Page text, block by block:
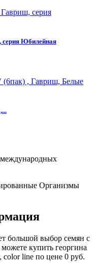
серия Юбилейная
международных
Организмы
большой выбор семян с
купить георгина
color line по цене 0 руб.